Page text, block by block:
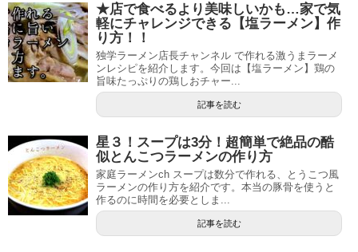
★店で食べるより美味しいかも…家で気
軽にチャレンジできる【塩ラーメン】作
り方！！
独学ラーメン店長チャンネル で作れる激うまラーメ
ンレシピを紹介します。今回は【塩ラーメン】鶏の
旨味たっぷりの鶏しおチャー...
記事を読む
星３！スープは3分！超簡単で絶品の酷
似とんこつラーメンの作り方
家庭ラーメンch スープは数分で作れる、とうこつ風
ラーメンの作り方を紹介です。本当の豚骨を使うと
作るのに時間を必要としま...
記事を読む